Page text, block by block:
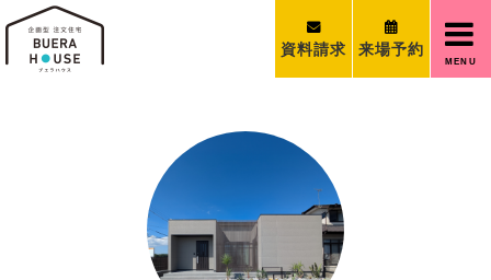
資料請求 来場予約
MENU